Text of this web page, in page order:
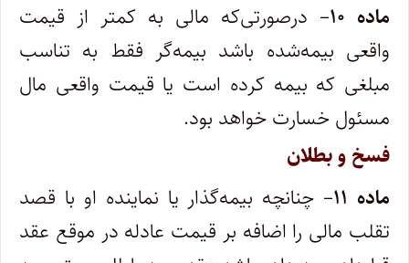
ماده ۱۰
– درصورتی‌که مالی به کمتر از قیمت
واقعی بیمه‌شده باشد بیمه‌گر فقط به تناسب
مبلغی که بیمه کرده است یا قیمت واقعی مال
مسئول خسارت خواهد بود.
فسخ و بطلان
ماده ۱۱
– چنانچه بیمه‌گذار یا نماینده او با قصد
تقلب مالی را اضافه بر قیمت عادله در موقع عقد